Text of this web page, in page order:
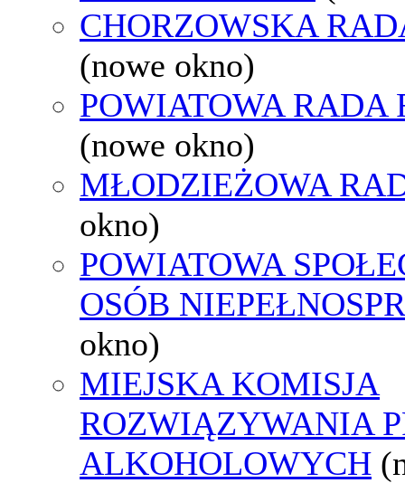
CHORZOWSKA
(nowe okno)
POWIATOWA RADA
(nowe okno)
MŁODZIEŻOWA
okno)
POWIATOWA
OSÓB
okno)
MIEJSKA KOMISJA
ROZWIĄZYWANIA
ALKOHOLOWYCH